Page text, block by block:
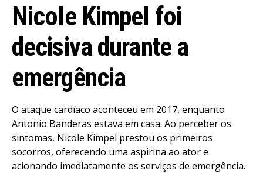
Nicole Kimpel foi
decisiva durante a
emergência
O ataque cardíaco aconteceu em 2017, enquanto
Antonio Banderas estava em casa. Ao perceber os
sintomas, Nicole Kimpel prestou os primeiros
socorros, oferecendo uma aspirina ao ator e
acionando imediatamente os serviços de emergência.